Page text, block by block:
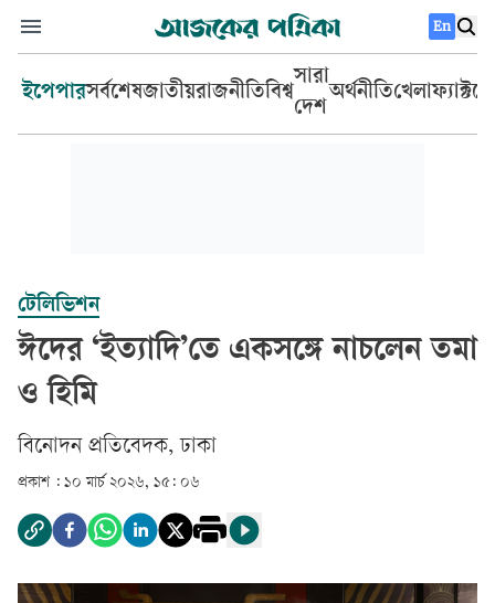
En
ইপেপারসর্বশেষজাতীয়রাজনীতিবিশ্ব
সারা
দেশ
অর্থনীতিখেলা
টেলিভিশন
ঈদের ‘ইত্যাদি’তে একসঙ্গে নাচলেন তমা
ও হিমি
বিনোদন প্রতিবেদক, ঢাকা
প্রকাশ : ১০ মার্চ ২০২৬, ১৫: ০৬